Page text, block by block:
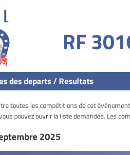
RF
des departs / Resultats
toutes les compétitions de cet
pouvez ouvrir la liste demandée. Les
2025